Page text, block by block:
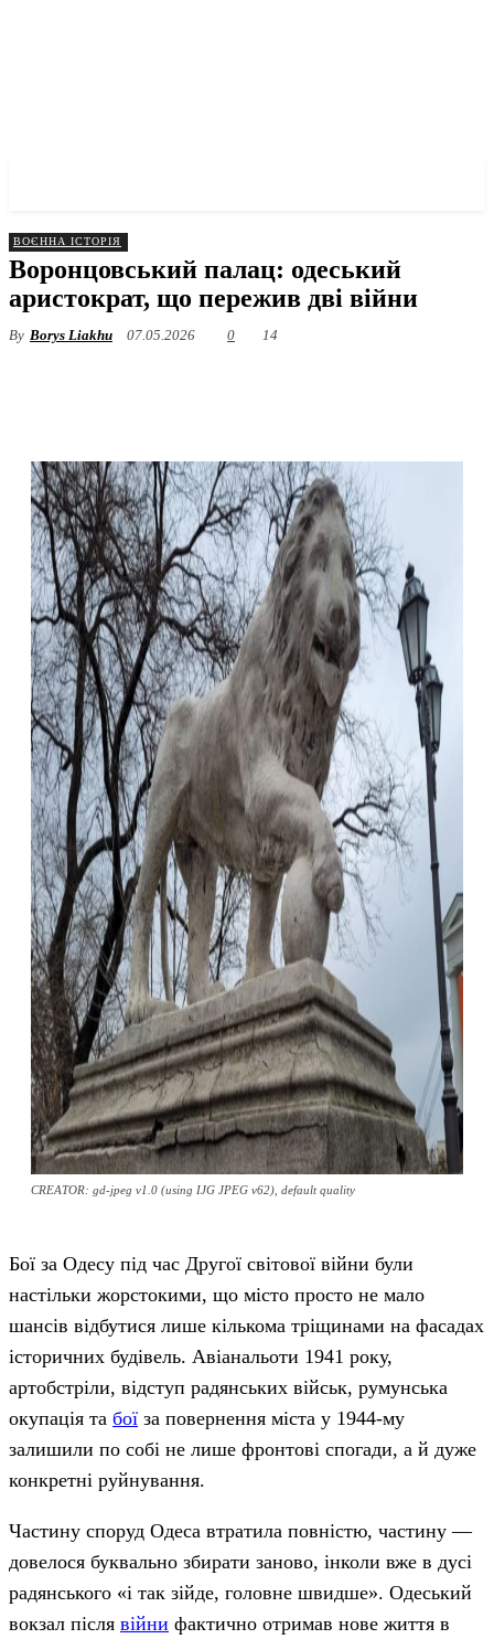
ВОЄННА ІСТОРІЯ
Воронцовський палац: одеський
аристократ, що пережив дві війни
By Borys Liakhu 07.05.2026 0 14
CREATOR: gd-jpeg v1.0 (using IJG JPEG v62), default quality
Бої за Одесу під час Другої світової війни були
настільки жорстокими, що місто просто не мало
шансів відбутися лише кількома тріщинами на фасадах
історичних будівель. Авіанальоти 1941 року,
артобстріли, відступ радянських військ, румунська
окупація та бої за повернення міста у 1944-му
залишили по собі не лише фронтові спогади, а й дуже
конкретні руйнування.
Частину споруд Одеса втратила повністю, частину —
довелося буквально збирати заново, інколи вже в дусі
радянського «і так зійде, головне швидше». Одеський
вокзал після війни фактично отримав нове життя в